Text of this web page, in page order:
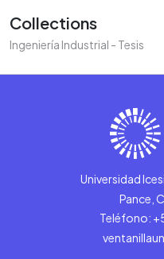
Collections
Ingeniería Industrial - Tesis
Universidad
Pance,
Teléfono: